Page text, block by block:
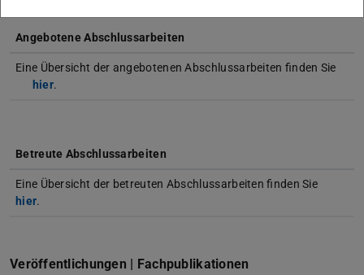
Angebotene Abschlussarbeiten
Eine Übersicht der angebotenen Abschlussarbeiten finden Sie
hier.
Betreute Abschlussarbeiten
Eine Übersicht der betreuten Abschlussarbeiten finden Sie
hier.
Veröffentlichungen | Fachpublikationen